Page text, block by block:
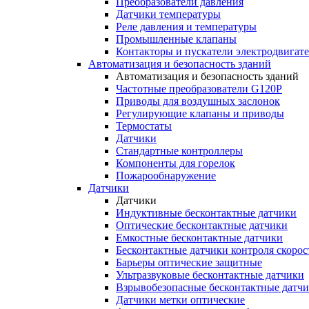
Датчики температуры
Реле давления и температуры
Промышленные клапаны
Контакторы и пускатели
Автоматизация и безопасность зданий
Автоматизация и безопасность зданий
Частотные преобразователи G120P
Приводы для воздушных заслонок
Регулирующие клапаны и приводы
Термостаты
Датчики
Стандартные контроллеры
Компоненты для горелок
Пожарообнаружение
Датчики
Датчики
Индуктивные бесконтактные датчики
Оптические бесконтактные датчики
Емкостные бесконтактные датчики
Бесконтактные датчики контроля
Барьеры оптические защитные
Ультразвуковые бесконтактные датчики
Взрывобезопасные бесконтактные
Датчики метки оптические